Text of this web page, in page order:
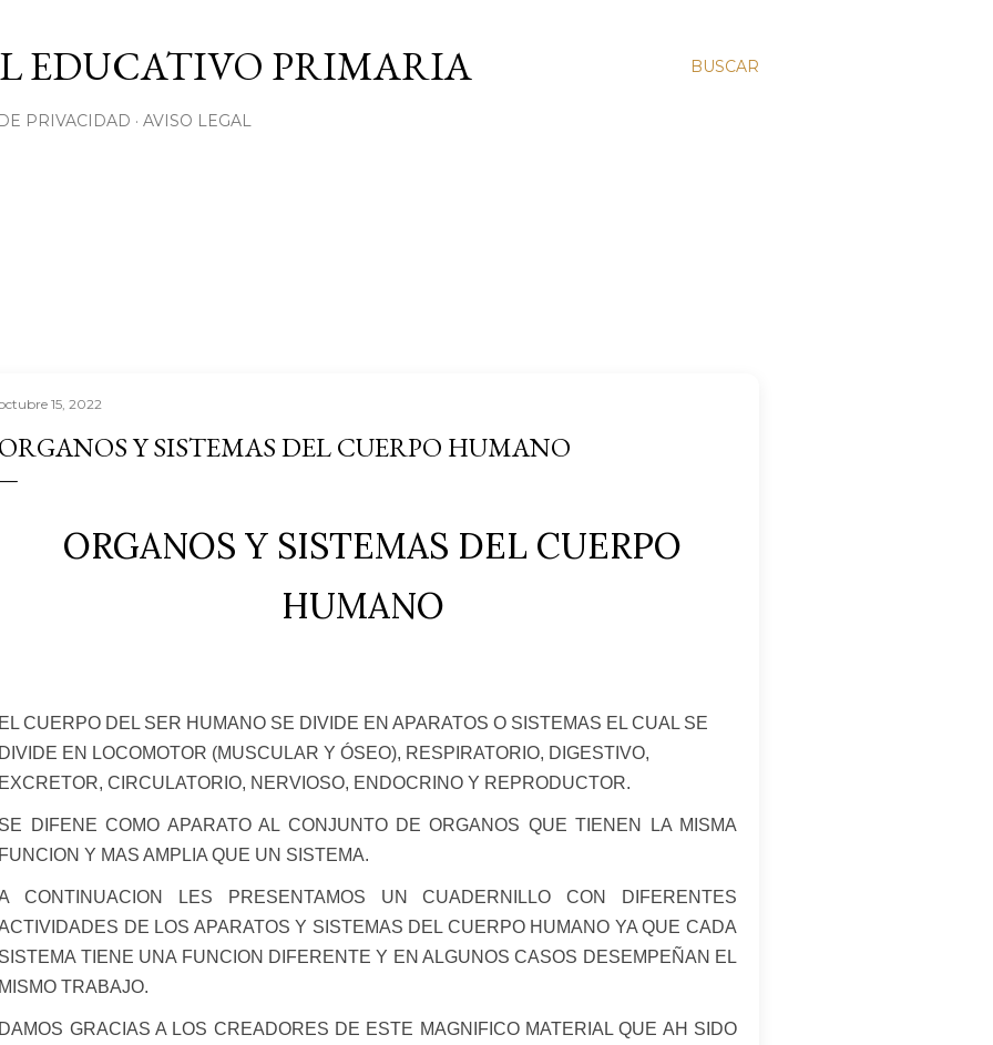
BUSCAR
EDUCATIVO PRIMARIA
PRIVACIDAD AVISO LEGAL
15, 2022
Y SISTEMAS DEL CUERPO HUMANO
ORGANOS Y SISTEMAS DEL CUERPO
HUMANO
CUERPO DEL SER HUMANO SE DIVIDE EN APARATOS O SISTEMAS EL CUAL SE
EN LOCOMOTOR (MUSCULAR Y ÓSEO), RESPIRATORIO, DIGESTIVO,
CIRCULATORIO, NERVIOSO, ENDOCRINO Y REPRODUCTOR.
DIFENE COMO APARATO AL CONJUNTO DE ORGANOS QUE TIENEN LA MISMA
Y MAS AMPLIA QUE UN SISTEMA.
CONTINUACION LES PRESENTAMOS UN CUADERNILLO CON DIFERENTES
DE LOS APARATOS Y SISTEMAS DEL CUERPO HUMANO YA QUE CADA
TIENE UNA FUNCION DIFERENTE Y EN ALGUNOS CASOS DESEMPEÑAN EL
TRABAJO.
GRACIAS A LOS CREADORES DE ESTE MAGNIFICO MATERIAL QUE AH SIDO